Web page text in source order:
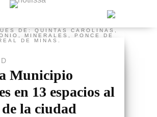
DE: QUINTAS CAROLINAS,
MINERALES, PONCE DE
DE MINAS.
Municipio
en 13 espacios al
la ciudad